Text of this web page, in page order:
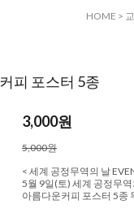
HOME >
피 포스터 5종
3,000원
5,000원
< 세계 공정무역의 날
5월 9일(토) 세계 공정무역
아름다운커피 포스터 5종